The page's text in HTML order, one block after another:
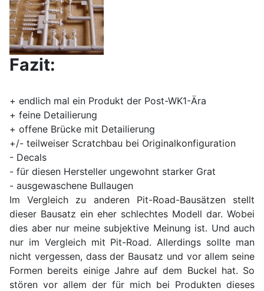
Fazit:
+ endlich mal ein Produkt der Post-WK1-Ära
+ feine Detailierung
+ offene Brücke mit Detailierung
+/- teilweiser Scratchbau bei Originalkonfiguration
- Decals
- für diesen Hersteller ungewohnt starker Grat
- ausgewaschene Bullaugen
Im Vergleich zu anderen Pit-Road-Bausätzen stellt
dieser Bausatz ein eher schlechtes Modell dar. Wobei
dies aber nur meine subjektive Meinung ist. Und auch
nur im Vergleich mit Pit-Road. Allerdings sollte man
nicht vergessen, dass der Bausatz und vor allem seine
Formen bereits einige Jahre auf dem Buckel hat. So
stören vor allem der für mich bei Produkten dieses